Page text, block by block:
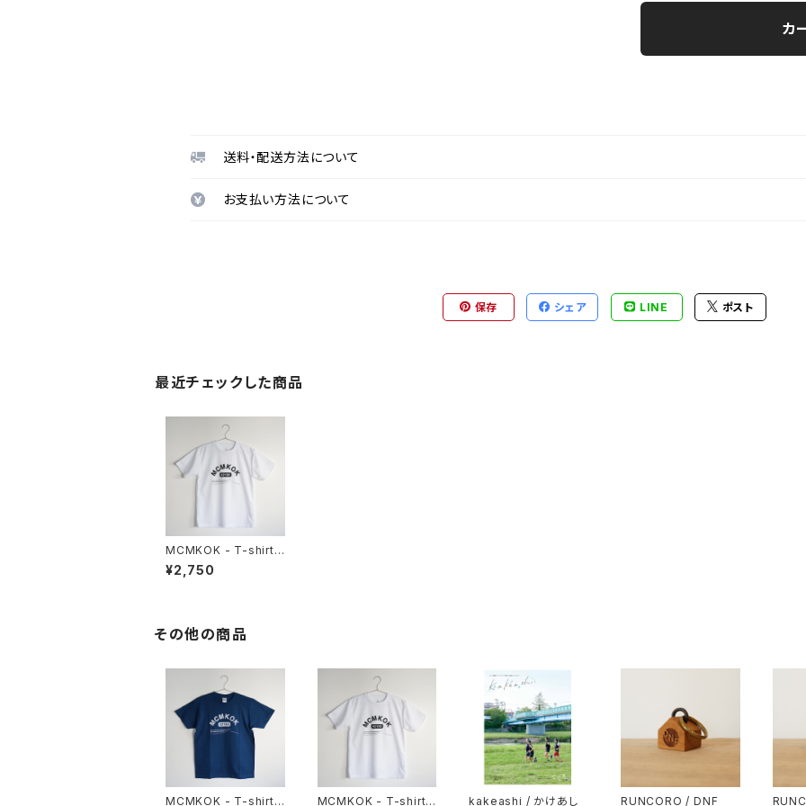
カ
送料・配送方法について
お支払い方法について
保存 シェア LINE ポスト
最近チェックした商品
MCMKOK - T-shirt /
White Dry
¥2,750
その他の商品
MCMKOK - T-shirt / MCMKOK - T-shirt / kakeashi / かけあし RUNCORO / DNF